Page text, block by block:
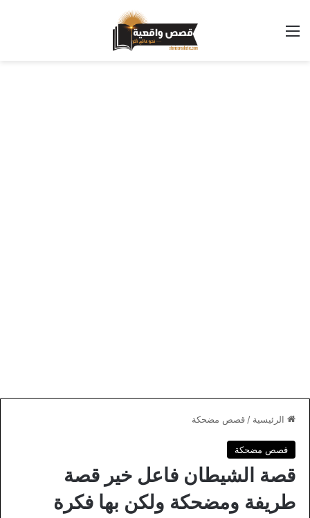
القائمة
الرئيسية / قصص مضحكة
قصص مضحكة
قصة الشيطان فاعل خير قصة
طريفة ومضحكة ولكن بها فكرة